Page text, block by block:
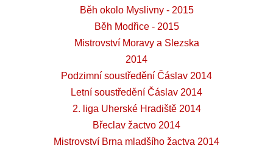
Běh okolo Myslivny - 2015
Běh Modřice - 2015
Mistrovství Moravy a Slezska
2014
Podzimní soustředění Čáslav 2014
Letní soustředění Čáslav 2014
2. liga Uherské Hradiště 2014
Břeclav žactvo 2014
Mistrovství Brna mladšího žactva 2014